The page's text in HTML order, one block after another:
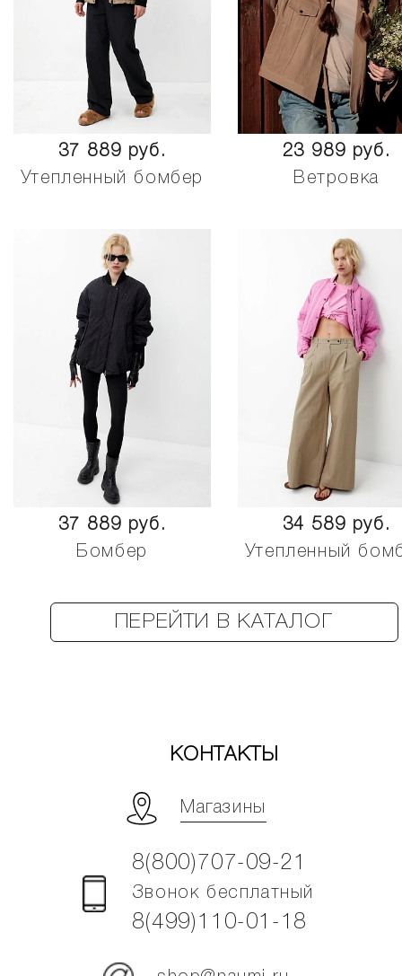
37 889 руб.
Утепленный бомбер
23 989 руб.
Ветровка
37 889 руб.
Бомбер
34 589 руб.
Утепленный
ПЕРЕЙТИ В КАТАЛОГ
КОНТАКТЫ
Магазины
8(800)707-09-21
Звонок бесплатный
8(499)110-01-18